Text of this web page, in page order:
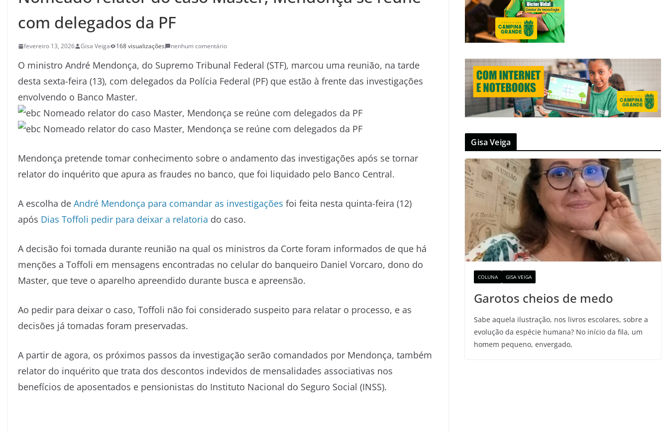
com delegados da PF
fevereiro 13, 2026 Gisa Veiga 168 visualizações nenhum comentário
O ministro André Mendonça, do Supremo Tribunal Federal (STF), marcou uma reunião, na tarde
desta sexta-feira (13), com delegados da Polícia Federal (PF) que estão à frente das investigações
envolvendo o Banco Master.
Mendonça pretende tomar conhecimento sobre o andamento das investigações após se tornar
relator do inquérito que apura as fraudes no banco, que foi liquidado pelo Banco Central.
A escolha de André Mendonça para comandar as investigações foi feita nesta quinta-feira (12)
após Dias Toffoli pedir para deixar a relatoria do caso.
A decisão foi tomada durante reunião na qual os ministros da Corte foram informados de que há
menções a Toffoli em mensagens encontradas no celular do banqueiro Daniel Vorcaro, dono do
Master, que teve o aparelho apreendido durante busca e apreensão.
Ao pedir para deixar o caso, Toffoli não foi considerado suspeito para relatar o processo, e as
decisões já tomadas foram preservadas.
A partir de agora, os próximos passos da investigação serão comandados por Mendonça, também
relator do inquérito que trata dos descontos indevidos de mensalidades associativas nos
benefícios de aposentados e pensionistas do Instituto Nacional do Seguro Social (INSS).
Gisa Veiga
COLUNA GISA VEIGA
Garotos cheios de medo
Sabe aquela ilustração, nos livros escolares, sobre a
evolução da espécie humana? No início da fila, um
homem pequeno, envergado,